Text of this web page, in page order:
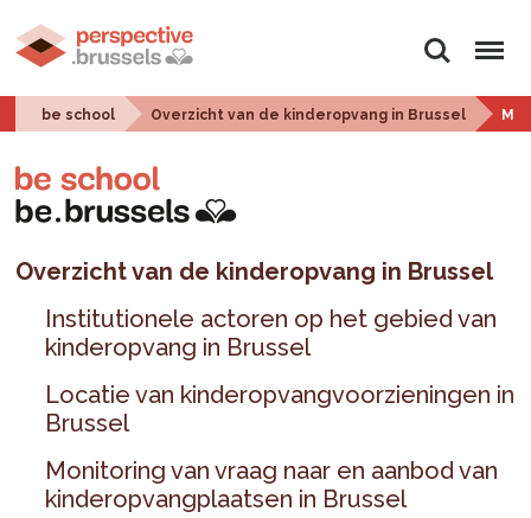
Zoeken Menu
be school Overzicht van de kinderopvang in Brussel
Overzicht van de kinderopvang in Brussel
Institutionele actoren op het gebied van
kinderopvang in Brussel
Locatie van kinderopvangvoorzieningen in
Brussel
Monitoring van vraag naar en aanbod van
kinderopvangplaatsen in Brussel